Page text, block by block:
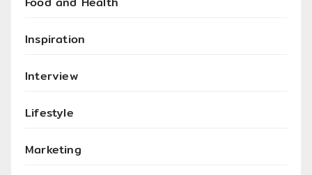
Inspiration
Interview
Lifestyle
Marketing